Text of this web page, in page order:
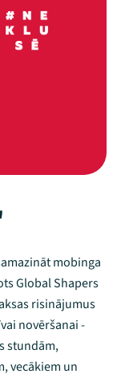
mobinga
Global Shapers
risinājumus
novēršanai -
stundām,
vecākiem un